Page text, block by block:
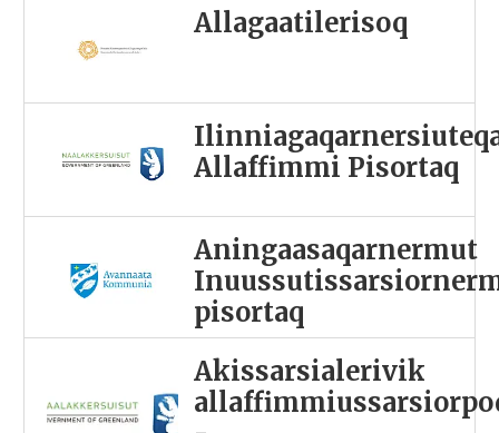
Allagaatilerisoq
Allaffimmi Pisortaq
Aningaasaqarnermut
pisortaq
Akissarsialerivik